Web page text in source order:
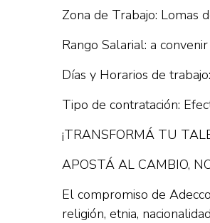
Zona de Trabajo: Lomas
Rango Salarial: a convenir
Días y Horarios de
Tipo de contratación:
¡TRANSFORMÁ TU
APOSTÁ AL CAMBIO,
El compromiso de
religión, etnia,